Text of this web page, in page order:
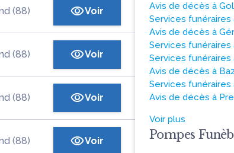
(88) Voir
(88) Voir
(88) Voir
(88) Voir
Avis de décès à
Services
Avis de décès à
Services
Services funéraires
Avis de décès à
Services funéraires
Avis de décès à
Voir plus
Pompes